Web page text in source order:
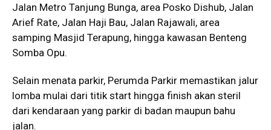
Jalan Metro Tanjung Bunga, area Posko Dishub, Jalan
Arief Rate, Jalan Haji Bau, Jalan Rajawali, area
samping Masjid Terapung, hingga kawasan Benteng
Somba Opu.
Selain menata parkir, Perumda Parkir memastikan jalur
lomba mulai dari titik start hingga finish akan steril
dari kendaraan yang parkir di badan maupun bahu
jalan.